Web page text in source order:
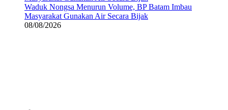
Waduk Nongsa Menurun Volume, BP Batam Imbau
Masyarakat Gunakan Air Secara Bijak
08/08/2026